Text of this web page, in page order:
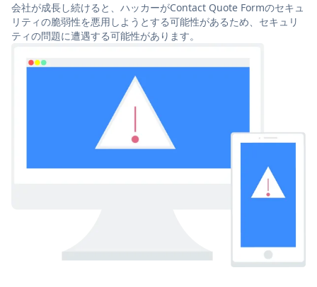
会社が成長し続けると、ハッカーがContact Quote Formのセキュ
リティの脆弱性を悪用しようとする可能性があるため、セキュリ
ティの問題に遭遇する可能性があります。